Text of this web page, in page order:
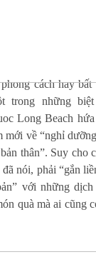
cách hay
trong những
Long Beach
mới về “nghỉ
thân”. Suy cho
nói, phải “gắn
với những
quà mà ai cũng